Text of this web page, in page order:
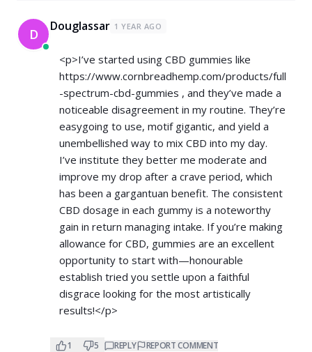
D Douglassar 1 YEAR AGO
<p>I’ve started using CBD gummies like
https://www.cornbreadhemp.com/products/full
-spectrum-cbd-gummies , and they’ve made a
noticeable disagreement in my routine. They’re
easygoing to use, motif gigantic, and yield a
unembellished way to mix CBD into my day.
I’ve institute they better me moderate and
improve my drop after a crave period, which
has been a gargantuan benefit. The consistent
CBD dosage in each gummy is a noteworthy
gain in return managing intake. If you’re making
allowance for CBD, gummies are an excellent
opportunity to start with—honourable
establish tried you settle upon a faithful
disgrace looking for the most artistically
results!</p>
1 5 REPLY REPORT COMMENT